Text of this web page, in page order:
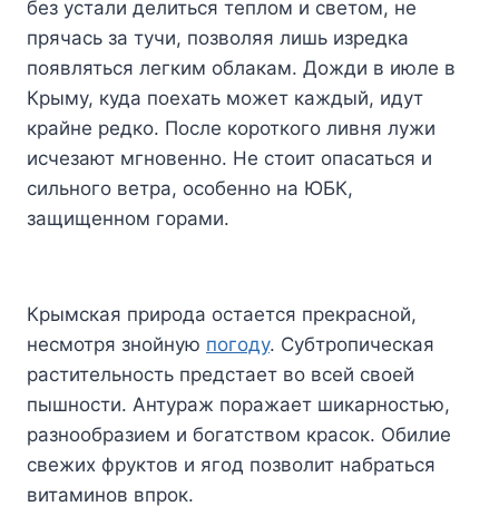
без устали делиться теплом и светом, не
прячась за тучи, позволяя лишь изредка
появляться легким облакам. Дожди в июле в
Крыму, куда поехать может каждый, идут
крайне редко. После короткого ливня лужи
исчезают мгновенно. Не стоит опасаться и
сильного ветра, особенно на ЮБК,
защищенном горами.
Крымская природа остается прекрасной,
несмотря знойную погоду. Субтропическая
растительность предстает во всей своей
пышности. Антураж поражает шикарностью,
разнообразием и богатством красок. Обилие
свежих фруктов и ягод позволит набраться
витаминов впрок.